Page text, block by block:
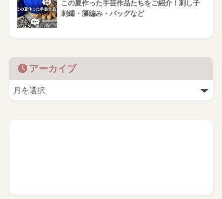
この夏作った手芸作品たちをご紹介！刺し子
刺繍・籐編み・バッグなど
アーカイブ